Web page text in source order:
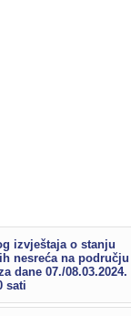
izvještaja o stanju
nesreća na području
dane 07./08.03.2024.
sati